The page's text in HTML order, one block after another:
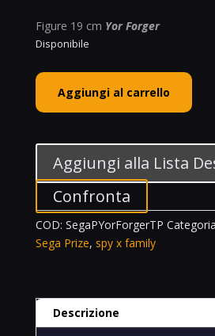
Figure 19 cm Yor Forger
Disponibile
Sega
Prize
Yor
Princess
X
Family
quantità
Aggiungi al carrello
Aggiungi alla Lista
Confronta
COD: SegaPYorForgerTP
Sega Prize, spy x family
Descrizione